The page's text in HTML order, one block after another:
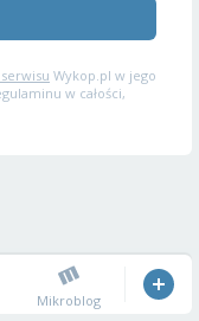
Wykop.pl w jego
w całości,
Mikroblog